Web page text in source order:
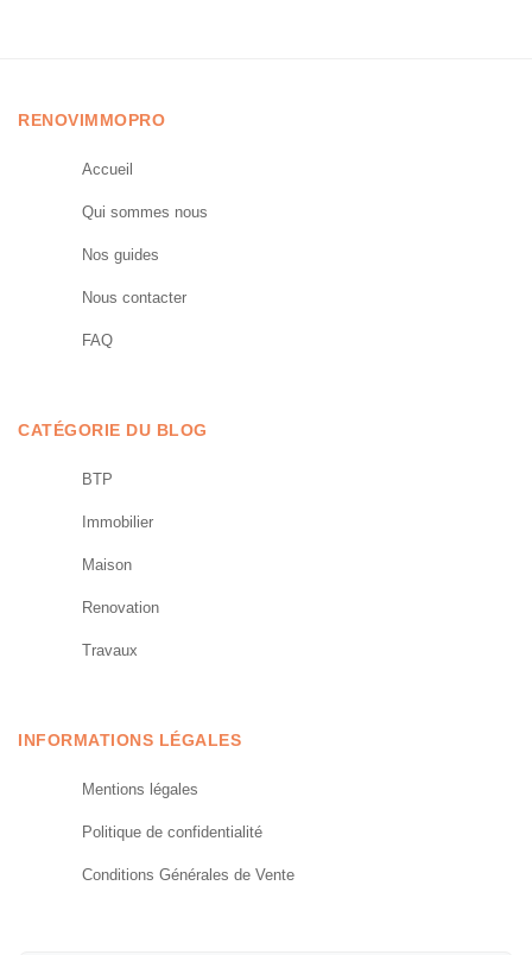
RENOVIMMOPRO
Accueil
Qui sommes nous
Nos guides
Nous contacter
FAQ
CATÉGORIE DU BLOG
BTP
Immobilier
Maison
Renovation
Travaux
INFORMATIONS LÉGALES
Mentions légales
Politique de confidentialité
Conditions Générales de Vente